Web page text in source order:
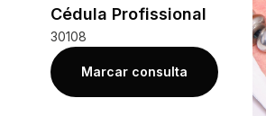
Cédula Profissional
30108
Marcar consulta